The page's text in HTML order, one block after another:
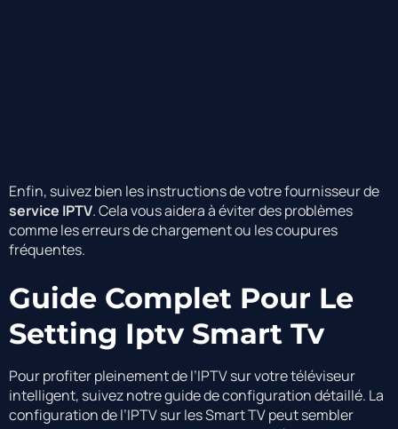
Enfin, suivez bien les instructions de votre fournisseur de
service IPTV. Cela vous aidera à éviter des problèmes
comme les erreurs de chargement ou les coupures
fréquentes.
Guide Complet Pour Le
Setting Iptv Smart Tv
Pour profiter pleinement de l’IPTV sur votre téléviseur
intelligent, suivez notre guide de configuration détaillé. La
configuration de l’IPTV sur les Smart TV peut sembler